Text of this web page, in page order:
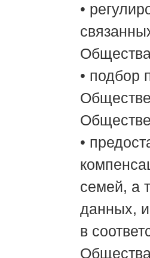
•
• подбор
•
семей, а
данных,
в